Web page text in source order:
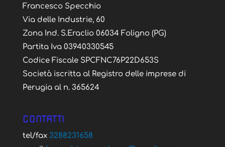
Francesco Specchio
Via delle Industrie, 60
Zona Ind. S.Eraclio 06034 Foligno (PG)
Partita Iva 03940330545
Codice Fiscale SPCFNC76P22D653S
Società iscritta al Registro delle imprese di
Perugia al n. 365624
CONTATTI
tel/fax 3288231658